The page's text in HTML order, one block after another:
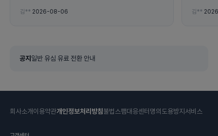
하면 불편해요... 그리고 앱에서 자꾸 튕겨지고 문자 인
김** 2026-08-06 김**
공지 일반 유심 유료 전환 안내
회사소개이용약관개인정보처리방침불법스팸대응센터 명의도용방지서비스